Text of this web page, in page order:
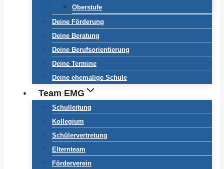
Oberstufe
Deine Förderung
Deine Beratung
Deine Berufsorientierung
Deine Termine
Deine ehemalige Schule
Team EMG
Schulleitung
Kollegium
Schülervertretung
Elternteam
Förderverein